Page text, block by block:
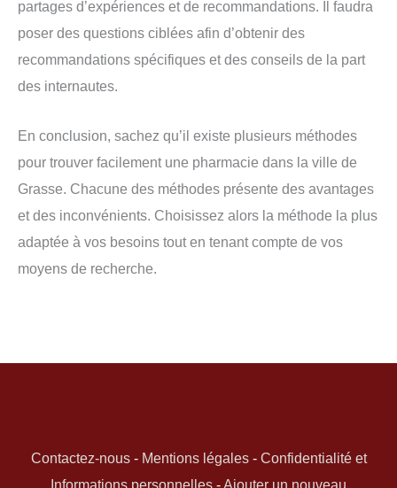
partages d’expériences et de recommandations. Il faudra
poser des questions ciblées afin d’obtenir des
recommandations spécifiques et des conseils de la part
des internautes.
En conclusion, sachez qu’il existe plusieurs méthodes
pour trouver facilement une pharmacie dans la ville de
Grasse. Chacune des méthodes présente des avantages
et des inconvénients. Choisissez alors la méthode la plus
adaptée à vos besoins tout en tenant compte de vos
moyens de recherche.
Contactez-nous- Mentions légales- Confidentialité et